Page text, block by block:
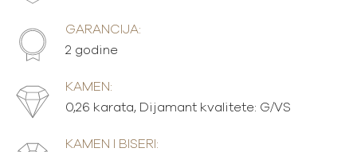
GARANCIJA:
2 godine
KAMEN:
0,26 karata, Dijamant kvalitete: G/VS
KAMEN I BISERI: